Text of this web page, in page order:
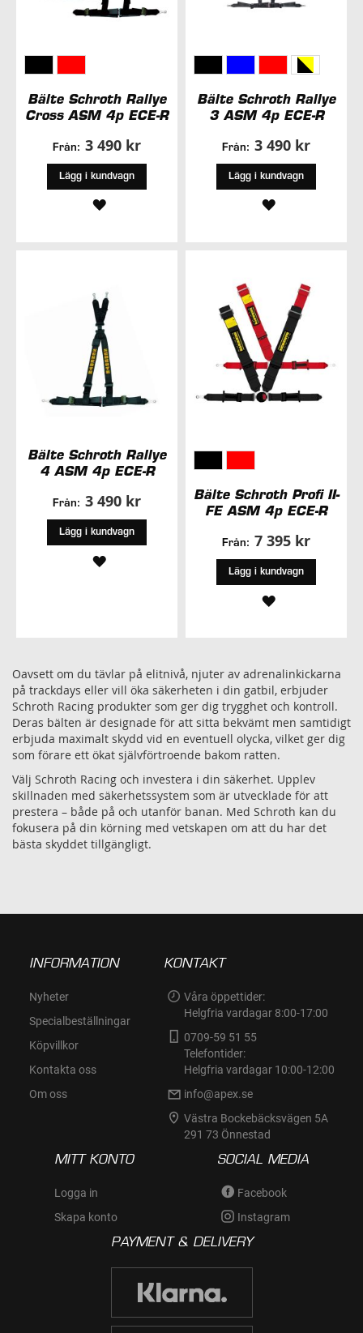
Bälte Schroth Rallye
Cross ASM 4p ECE-R
Från: 3 490 kr
Lägg i kundvagn
LÄGG
Bälte Schroth Rallye
3 ASM 4p ECE-R
Från: 3 490 kr
Lägg i kundvagn
LÄGG
ÖNSKELISTA
Bälte Schroth Rallye
4 ASM 4p ECE-R
Från: 3 490 kr
Lägg i kundvagn
LÄGG
Bälte Schroth Profi II-
FE ASM 4p ECE-R
Från: 7 395 kr
Lägg i kundvagn
LÄGG
ÖNSKELISTA
Oavsett om du tävlar på elitnivå, njuter av adrenalinkickarna
på trackdays eller vill öka säkerheten i din gatbil, erbjuder
Schroth Racing produkter som ger dig trygghet och kontroll.
Deras bälten är designade för att sitta bekvämt men samtidigt
erbjuda maximalt skydd vid en eventuell olycka, vilket ger dig
som förare ett ökat självförtroende bakom ratten.
Välj Schroth Racing och investera i din säkerhet. Upplev
skillnaden med säkerhetssystem som är utvecklade för att
prestera – både på och utanför banan. Med Schroth kan du
fokusera på din körning med vetskapen om att du har det
bästa skyddet tillgängligt.
INFORMATION
Nyheter
Specialbeställningar
Köpvillkor
Kontakta oss
Om oss
KONTAKT
Våra öppettider:
Helgfria vardagar 8:00-17:00
0709-59 51 55
Telefontider:
Helgfria vardagar 10:00-12:00
info@apex.se
Västra Bockebäcksvägen 5A
291 73 Önnestad
MITT KONTO
Logga in
Skapa konto
SOCIAL MEDIA
Facebook
Instagram
PAYMENT & DELIVERY